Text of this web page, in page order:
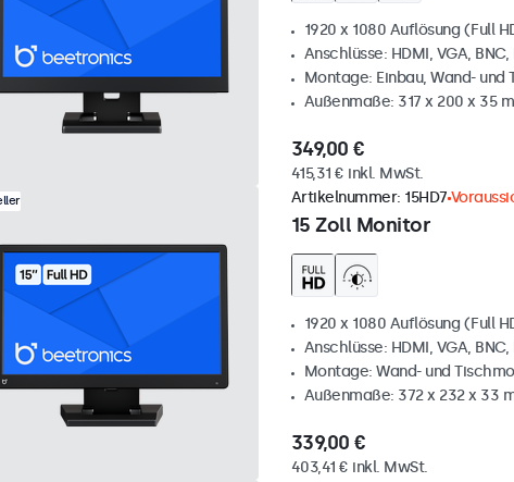
1920 x 1080 Auflösung (Full
Anschlüsse: HDMI, VGA,
Montage: Einbau, Wand- und
Außenmaße: 317 x 200 x 35
349,00 €
415,31 € inkl. MwSt.
15 Zoll Monitor
Artikelnummer: 15HD7
1920 x 1080 Auflösung (Full
Anschlüsse: HDMI, VGA,
Montage: Wand- und
Außenmaße: 372 x 232 x 33
339,00 €
403,41 € inkl. MwSt.